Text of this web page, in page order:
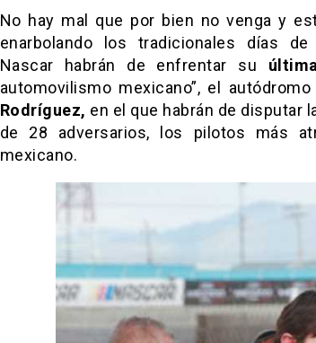
No hay mal que por bien no venga y
enarbolando los tradicionales días de
Nascar habrán de enfrentar su
automovilismo mexicano”, el
Rodríguez, en el que habrán de disputar
de 28 adversarios, los pilotos más
mexicano.